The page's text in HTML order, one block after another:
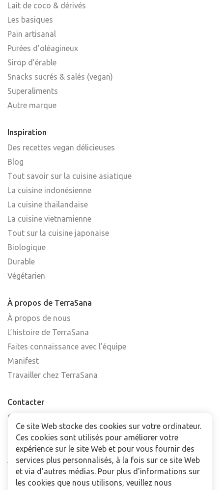
Lait de coco & dérivés
Les basiques
Pain artisanal
Purées d’oléagineux
Sirop d’érable
Snacks sucrés & salés (vegan)
Superaliments
Autre marque
Inspiration
Des recettes vegan délicieuses
Blog
Tout savoir sur la cuisine asiatique
La cuisine indonésienne
La cuisine thaïlandaise
La cuisine vietnamienne
Tout sur la cuisine japonaise
Biologique
Durable
Végétarien
À propos de TerraSana
À propos de nous
L’histoire de TerraSana
Faites connaissance avec l’équipe
Manifest
Travailler chez TerraSana
Contacter
Contactez-nous
Trouver un point de vente
FAQ
Abonnez-vous à la newsletter
Pour les professionnels
Ce site Web stocke des cookies sur votre ordinateur.
Ces cookies sont utilisés pour améliorer votre
expérience sur le site Web et pour vous fournir des
services plus personnalisés, à la fois sur ce site Web
et via d'autres médias. Pour plus d'informations sur
les cookies que nous utilisons, veuillez nous